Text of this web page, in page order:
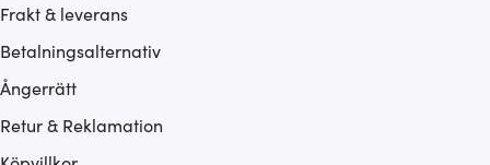
Frakt & leverans
Betalningsalternativ
Ångerrätt
Retur & Reklamation